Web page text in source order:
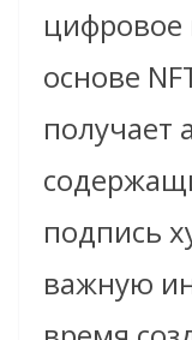
цифровое
основе
получает
подпись
важную